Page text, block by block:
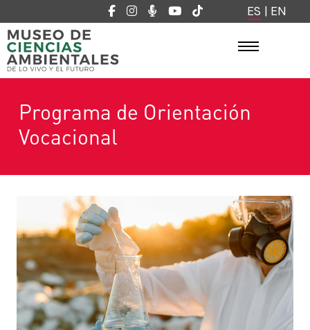
ES | EN
Programa de Orientación
Vocacional